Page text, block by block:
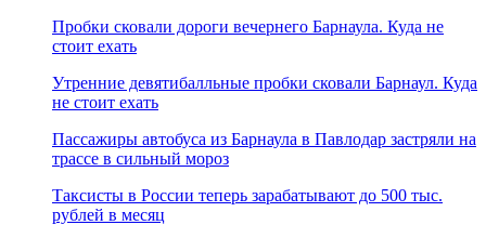
Пробки сковали дороги вечернего Барнаула. Куда не
стоит ехать
Утренние девятибалльные пробки сковали Барнаул. Куда
не стоит ехать
Пассажиры автобуса из Барнаула в Павлодар застряли на
трассе в сильный мороз
Таксисты в России теперь зарабатывают до 500 тыс.
рублей в месяц